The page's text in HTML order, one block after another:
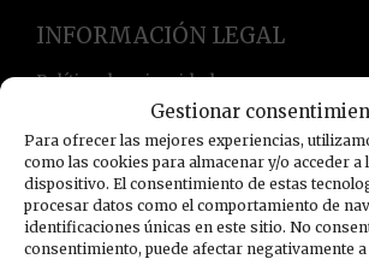
Gestionar
Para ofrecer las mejores experiencias,
como las cookies para almacenar y/o acceder
dispositivo. El consentimiento de estas
procesar datos como el comportamiento de
identificaciones únicas en este sitio. No
consentimiento, puede afectar negativamente
INFORMACIÓN LEGAL
Política de privacidad
Términos y condiciones
Aviso Legal
Política de Cookies